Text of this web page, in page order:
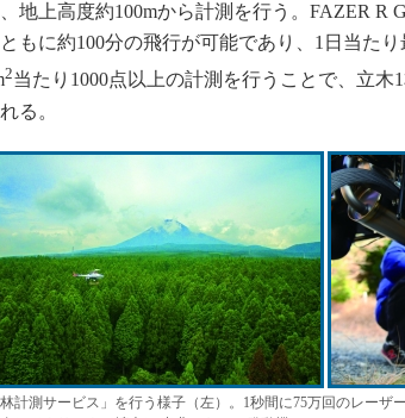
地上高度約100mから計測を行う。FAZER R
もに約100分の飛行が可能であり、1日当た
2当たり1000点以上の計測を行うことで、立
る。
林計測サービス」を行う様子（左）。1秒間に75万回のレー